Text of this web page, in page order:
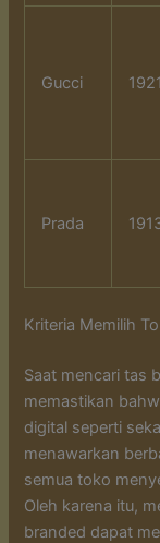
Gucci 1921
Prada
Kriteria Memilih
Saat mencari tas
memastikan
digital seperti
menawarkan
semua toko
Oleh karena itu,
branded dapat